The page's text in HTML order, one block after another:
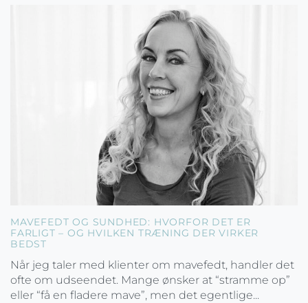
MAVEFEDT OG SUNDHED: HVORFOR DET ER
FARLIGT – OG HVILKEN TRÆNING DER VIRKER
BEDST
Når jeg taler med klienter om mavefedt, handler det
ofte om udseendet. Mange ønsker at “stramme op”
eller “få en fladere mave”, men det egentlige...